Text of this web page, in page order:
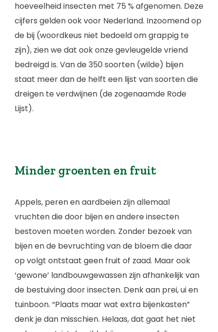
hoeveelheid insecten met 75 % afgenomen. Deze
cijfers gelden ook voor Nederland. Inzoomend op
de bij (woordkeus niet bedoeld om grappig te
zijn), zien we dat ook onze gevleugelde vriend
bedreigd is. Van de 350 soorten (wilde) bijen
staat meer dan de helft een lijst van soorten die
dreigen te verdwijnen (de zogenaamde Rode
Lijst).
Minder groenten en fruit
Appels, peren en aardbeien zijn allemaal
vruchten die door bijen en andere insecten
bestoven moeten worden. Zonder bezoek van
bijen en de bevruchting van de bloem die daar
op volgt ontstaat geen fruit of zaad. Maar ook
‘gewone’ landbouwgewassen zijn afhankelijk van
de bestuiving door insecten. Denk aan prei, ui en
tuinboon. “Plaats maar wat extra bijenkasten”
denk je dan misschien. Helaas, dat gaat het niet